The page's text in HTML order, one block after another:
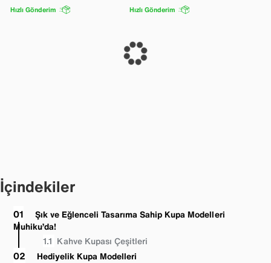
Hızlı Gönderim Hızlı Gönderim
İçindekiler
Şık ve Eğlenceli Tasarıma Sahip Kupa Modelleri
Muhiku’da!
Kahve Kupası Çeşitleri
Hediyelik Kupa Modelleri